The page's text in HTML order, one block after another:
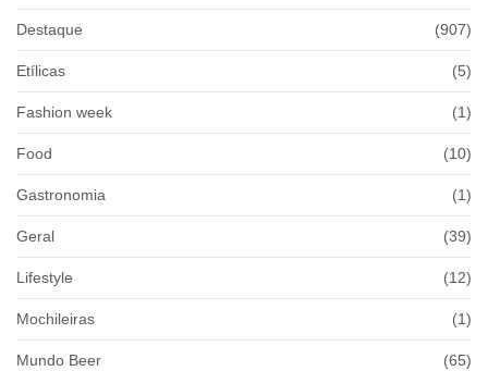
Destaque (907)
Etílicas (5)
Fashion week (1)
Food (10)
Gastronomia (1)
Geral (39)
Lifestyle (12)
Mochileiras (1)
Mundo Beer (65)